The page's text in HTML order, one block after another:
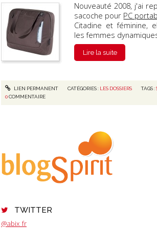
TWITTER
@abix_fr
Nouveauté 2008, j'ai
sacoche pour PC
Citadine et féminine,
les femmes
Lire la suite
LIEN PERMANENT CATÉGORIES : LES DOSSIERS TAGS :
0COMMENTAIRE